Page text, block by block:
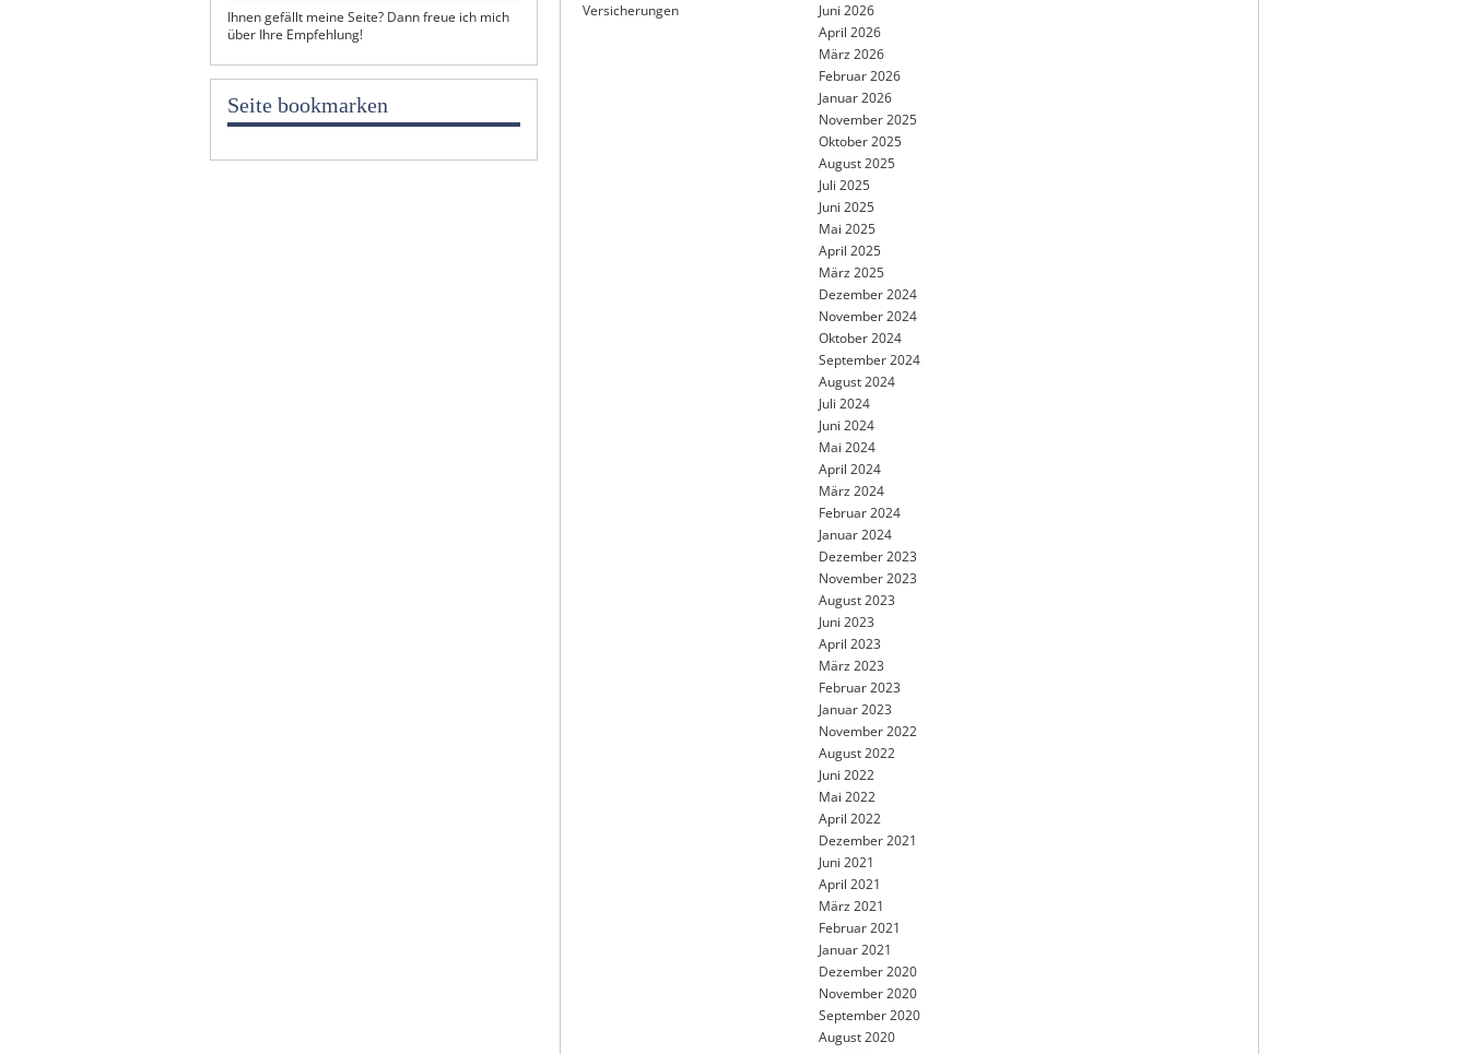
Ihnen gefällt meine Seite? Dann freue ich mich
über Ihre Empfehlung!
Seite bookmarken
Versicherungen
Juni 2026
April 2026
März 2026
Februar 2026
Januar 2026
November 2025
Oktober 2025
August 2025
Juli 2025
Juni 2025
Mai 2025
April 2025
März 2025
Dezember 2024
November 2024
Oktober 2024
September 2024
August 2024
Juli 2024
Juni 2024
Mai 2024
April 2024
März 2024
Februar 2024
Januar 2024
Dezember 2023
November 2023
August 2023
Juni 2023
April 2023
März 2023
Februar 2023
Januar 2023
November 2022
August 2022
Juni 2022
Mai 2022
April 2022
Dezember 2021
Juni 2021
April 2021
März 2021
Februar 2021
Januar 2021
Dezember 2020
November 2020
September 2020
August 2020